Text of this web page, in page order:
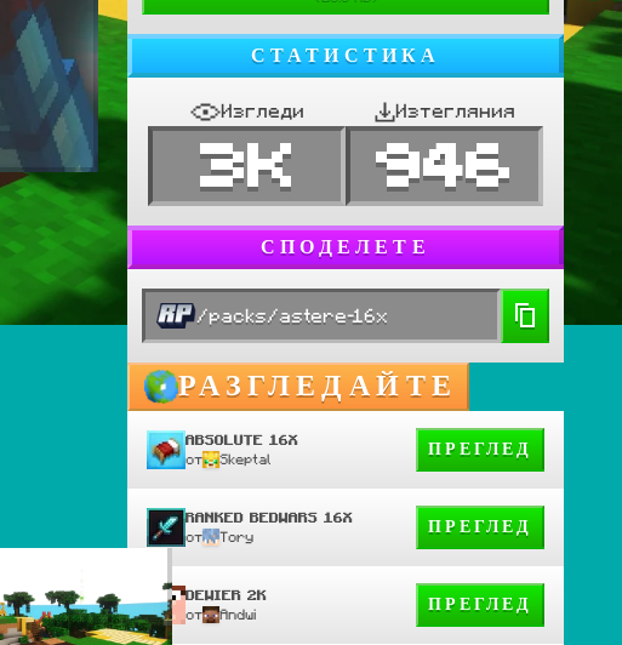
СТАТИСТИКА
Изгледи
3K
Изтегляния
946
СПОДЕЛЕТЕ
/packs/astere-16x
РАЗГЛЕДАЙТЕ
ABSOLUTE 16X
от Skeptal
ПРЕГЛЕД
RANKED BEDWARS 16X
от Tory
ПРЕГЛЕД
DEWIER 2K
от Andwi
ПРЕГЛЕД